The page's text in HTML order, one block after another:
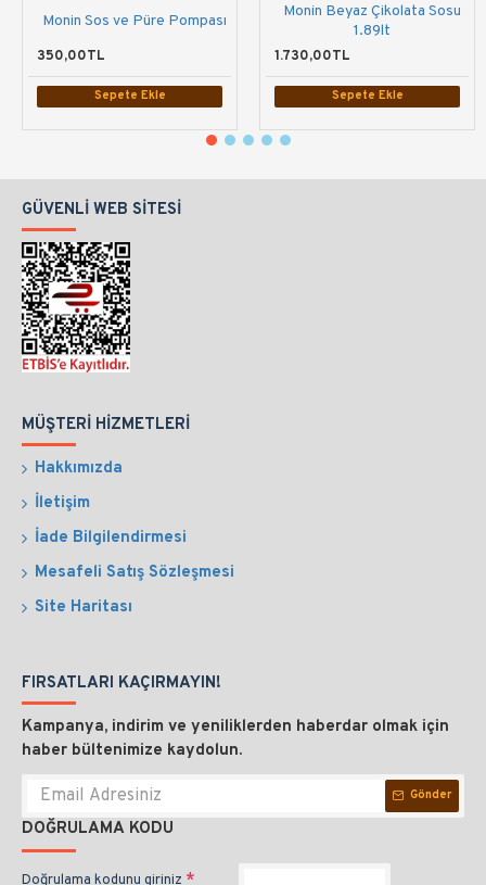
Monin Sos ve Püre Pompası
350,00TL
Sepete Ekle
Monin Beyaz Çikolata Sosu
1.89lt
1.730,00TL
Sepete Ekle
GÜVENLI WEB SITESI
MÜŞTERI HIZMETLERI
Hakkımızda
İletişim
İade Bilgilendirmesi
Mesafeli Satış Sözleşmesi
Site Haritası
FIRSATLARI KAÇIRMAYIN!
Kampanya, indirim ve yeniliklerden haberdar olmak için
haber bültenimize kaydolun.
Gönder
DOĞRULAMA KODU
Doğrulama kodunu giriniz